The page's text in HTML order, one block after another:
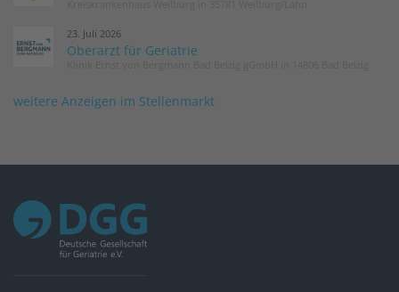
23. Juli 2026
Oberarzt für Geriatrie
weitere Anzeigen im Stellenmarkt